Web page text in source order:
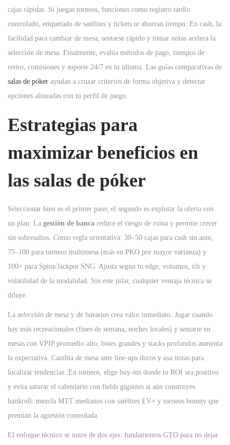
cajas rápidas. Si juegas torneos, funciones como registro tardío
controlado, etiquetado de satélites y tickets te ahorran tiempo. En cash, la
facilidad para cambiar de mesa, sentarse rápido y tomar notas acelera la
selección de mesa. Finalmente, evalúa métodos de pago, tiempos de
retiro, comisiones y soporte 24/7 en tu idioma. Las guías comparativas de
salas de póker ayudan a cruzar criterios de forma objetiva y detectar
opciones alineadas con tu perfil de juego.
Estrategias para
maximizar beneficios en
las salas de póker
Seleccionar bien es el primer paso; el segundo es explotar la oferta con
un plan. La gestión de banca reduce el riesgo de ruina y permite crecer
sin sobresaltos. Como regla orientativa: 30–50 cajas para cash sin ante,
75–100 para torneos multimesa (más en PKO por mayor varianza) y
100+ para Spins/Jackpot SNG. Ajusta según tu edge, volumen, tilt y
volatilidad de la modalidad. Sin este pilar, cualquier ventaja técnica se
diluye.
La selección de mesa y de horarios crea valor inmediato. Jugar cuando
hay más recreacionales (fines de semana, noches locales) y sentarte en
mesas con VPIP promedio alto, botes grandes y stacks profundos aumenta
la expectativa. Cambia de mesa ante line-ups duros y usa notas para
localizar tendencias. En torneos, elige buy-ins donde tu ROI sea positivo
y evita saturar el calendario con fields gigantes si aún construyes
bankroll: mezcla MTT medianos con satélites EV+ y torneos bounty que
premian la agresión controlada.
El enfoque técnico se nutre de dos ejes: fundamentos GTO para no dejar